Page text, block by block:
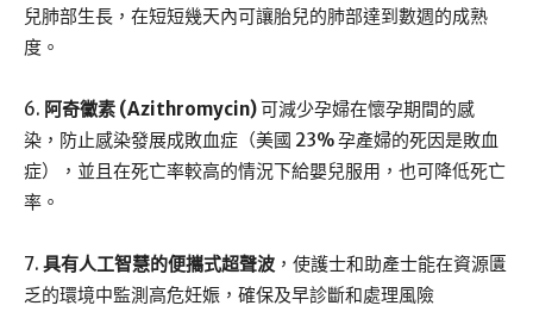
兒肺部生長，在短短幾天內可讓胎兒的肺部達到數週的成熟
度。
6. 阿奇黴素 (Azithromycin)可減少孕婦在懷孕期間的感
染，防止感染發展成敗血症（美國 23% 孕產婦的死因是敗血
症），並且在死亡率較高的情況下給嬰兒服用，也可降低死亡
率。
7. 具有人工智慧的便攜式超聲波 ，使護士和助產士能在資源匱
乏的環境中監測高危妊娠，確保及早診斷和處理風險